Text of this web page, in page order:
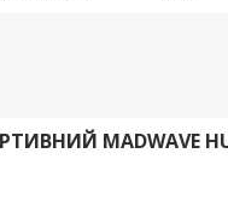
MADWAVE